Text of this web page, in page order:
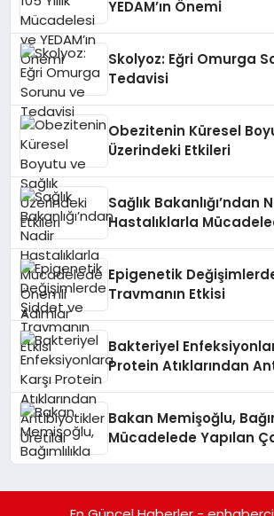
YEDAM’ın Önemi
Skolyoz: Eğri Omurga
Tedavisi
Obezitenin Küresel
Üzerindeki Etkileri
Sağlık Bakanlığı’ndan
Hastalıklarla
Epigenetik
Travmanın Etkisi
Bakteriyel
Protein Atıklarından
Bakan Memişoğlu,
Mücadelede Yapılan